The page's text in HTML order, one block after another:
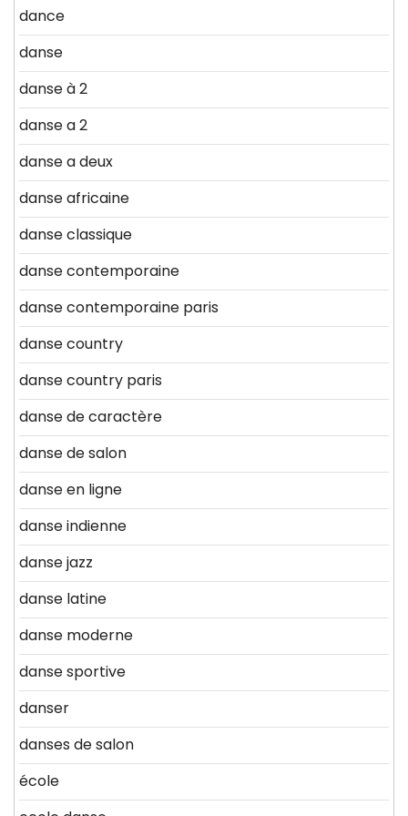
dance
danse
danse à 2
danse a 2
danse a deux
danse africaine
danse classique
danse contemporaine
danse contemporaine paris
danse country
danse country paris
danse de caractère
danse de salon
danse en ligne
danse indienne
danse jazz
danse latine
danse moderne
danse sportive
danser
danses de salon
école